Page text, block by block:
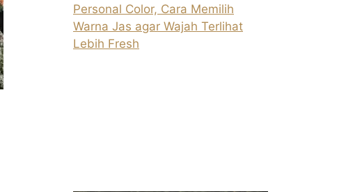
Personal Color, Cara Memilih
Warna Jas agar Wajah Terlihat
Lebih Fresh